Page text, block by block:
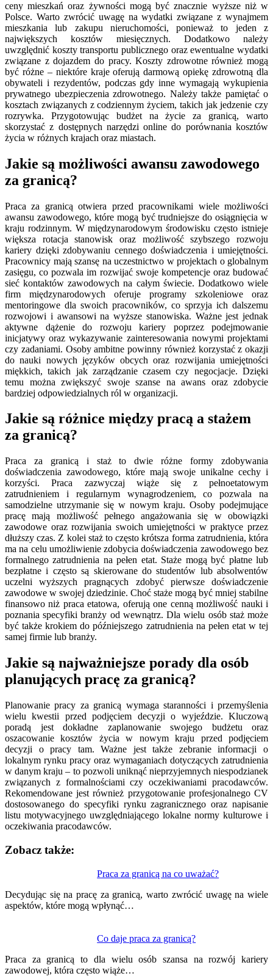
ceny mieszkań oraz żywności mogą być znacznie wyższe niż w
Polsce. Warto zwrócić uwagę na wydatki związane z wynajmem
mieszkania lub zakupu nieruchomości, ponieważ to jeden z
największych kosztów miesięcznych. Dodatkowo należy
uwzględnić koszty transportu publicznego oraz ewentualne wydatki
związane z dojazdem do pracy. Koszty zdrowotne również mogą
być różne – niektóre kraje oferują darmową opiekę zdrowotną dla
obywateli i rezydentów, podczas gdy inne wymagają wykupienia
prywatnego ubezpieczenia zdrowotnego. Należy także pamiętać o
kosztach związanych z codziennym życiem, takich jak jedzenie czy
rozrywka. Przygotowując budżet na życie za granicą, warto
skorzystać z dostępnych narzędzi online do porównania kosztów
życia w różnych krajach oraz miastach.
Jakie są możliwości awansu zawodowego
za granicą?
Praca za granicą otwiera przed pracownikami wiele możliwości
awansu zawodowego, które mogą być trudniejsze do osiągnięcia w
kraju rodzinnym. W międzynarodowym środowisku często istnieje
większa rotacja stanowisk oraz możliwość szybszego rozwoju
kariery dzięki zdobywaniu cennego doświadczenia i umiejętności.
Pracownicy mają szansę na uczestnictwo w projektach o globalnym
zasięgu, co pozwala im rozwijać swoje kompetencje oraz budować
sieć kontaktów zawodowych na całym świecie. Dodatkowo wiele
firm międzynarodowych oferuje programy szkoleniowe oraz
mentoringowe dla swoich pracowników, co sprzyja ich dalszemu
rozwojowi i awansowi na wyższe stanowiska. Ważne jest jednak
aktywne dążenie do rozwoju kariery poprzez podejmowanie
inicjatywy oraz wykazywanie zainteresowania nowymi projektami
czy zadaniami. Osoby ambitne powinny również korzystać z okazji
do nauki nowych języków obcych oraz rozwijania umiejętności
miękkich, takich jak zarządzanie czasem czy negocjacje. Dzięki
temu można zwiększyć swoje szanse na awans oraz zdobycie
bardziej odpowiedzialnych ról w organizacji.
Jakie są różnice między pracą a stażem
za granicą?
Praca za granicą i staż to dwie różne formy zdobywania
doświadczenia zawodowego, które mają swoje unikalne cechy i
korzyści. Praca zazwyczaj wiąże się z pełnoetatowym
zatrudnieniem i regularnym wynagrodzeniem, co pozwala na
samodzielne utrzymanie się w nowym kraju. Osoby podejmujące
pracę mają możliwość pełnego angażowania się w obowiązki
zawodowe oraz rozwijania swoich umiejętności w praktyce przez
dłuższy czas. Z kolei staż to często krótsza forma zatrudnienia, która
ma na celu umożliwienie zdobycia doświadczenia zawodowego bez
formalnego zatrudnienia na pełen etat. Staże mogą być płatne lub
bezpłatne i często są skierowane do studentów lub absolwentów
uczelni wyższych pragnących zdobyć pierwsze doświadczenie
zawodowe w swojej dziedzinie. Choć staże mogą być mniej stabilne
finansowo niż praca etatowa, oferują one cenną możliwość nauki i
poznania specyfiki branży od wewnątrz. Dla wielu osób staż może
być także krokiem do późniejszego zatrudnienia na pełen etat w tej
samej firmie lub branży.
Jakie są najważniejsze porady dla osób
planujących pracę za granicą?
Planowanie pracy za granicą wymaga staranności i przemyślenia
wielu kwestii przed podjęciem decyzji o wyjeździe. Kluczową
poradą jest dokładne zaplanowanie swojego budżetu oraz
oszacowanie kosztów życia w nowym kraju przed podjęciem
decyzji o pracy tam. Ważne jest także zebranie informacji o
lokalnym rynku pracy oraz wymaganiach dotyczących zatrudnienia
w danym kraju – to pozwoli uniknąć nieprzyjemnych niespodzianek
związanych z formalnościami czy oczekiwaniami pracodawców.
Rekomendowane jest również przygotowanie profesjonalnego CV
dostosowanego do specyfiki rynku zagranicznego oraz napisanie
listu motywacyjnego uwzględniającego lokalne normy kulturowe i
oczekiwania pracodawców.
Zobacz także:
Praca za granicą na co uważać?
Decydując się na pracę za granicą, warto zwrócić uwagę na wiele
aspektów, które mogą wpłynąć…
Co daje praca za granicą?
Praca za granicą to dla wielu osób szansa na rozwój kariery
zawodowej, która często wiąże…
wpisu